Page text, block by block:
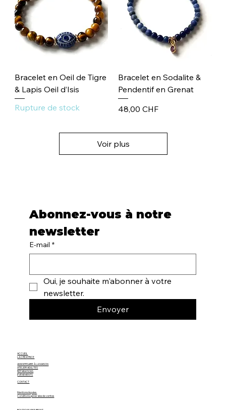
Bracelet en Oeil de Tigre
& Lapis Oeil d’Isis
Rupture de stock
Bracelet en Sodalite &
Pendentif en Grenat
Prix
48,00 CHF
Voir plus
Abonnez-vous à notre
newsletter
E-mail *
Oui, je souhaite m'abonner à votre
newsletter.
Envoyer
ACCUEIL
LA CRÉATRICE
ANNIVERSAIRE À LA MAISON
ATELIER ADULTES
RÉPARATIONS
ÉVÈNEMENTS
CONTACT
Mentions légales
Conditions générales de ventes